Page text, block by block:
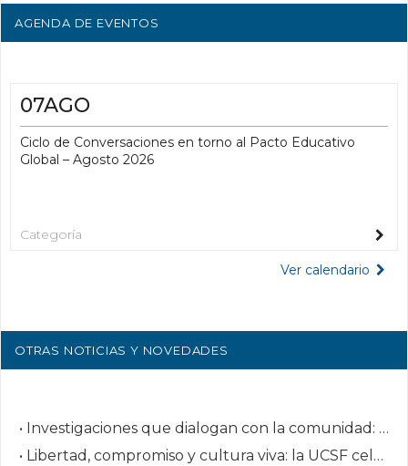
AGENDA DE EVENTOS
07AGO
Ciclo de Conversaciones en torno al Pacto Educativo
Global – Agosto 2026
Categoría
Ver calendario
OTRAS NOTICIAS Y NOVEDADES
• Investigaciones que dialogan con la comunidad: conversatorio para repensar las instituciones
• Libertad, compromiso y cultura viva: la UCSF celebró el 25 de mayo